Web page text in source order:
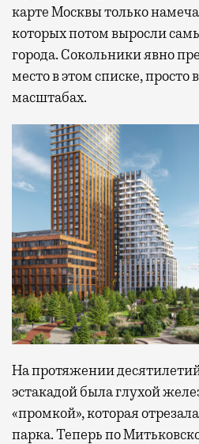
карте Москвы только
которых потом выросли
города. Сокольники явно
место в этом списке, просто
масштабах.
На протяжении
эстакадой была глухой
«промкой», которая
парка. Теперь по